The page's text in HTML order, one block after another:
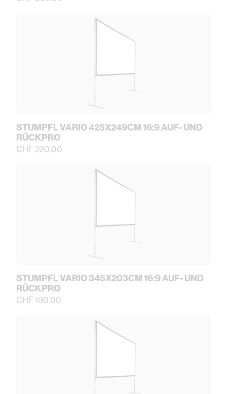
STUMPFL VARIO 425X249CM 16:9 AUF- UND
RÜCKPRO
CHF 220.00
STUMPFL VARIO 345X203CM 16:9 AUF- UND
RÜCKPRO
CHF 190.00